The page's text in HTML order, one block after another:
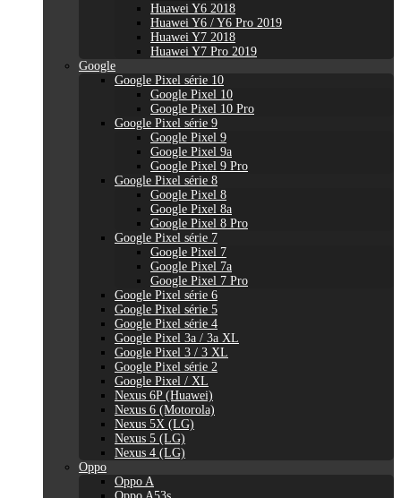
Huawei Y6 2018
Huawei Y6 / Y6 Pro 2019
Huawei Y7 2018
Huawei Y7 Pro 2019
Google
Google Pixel série 10
Google Pixel 10
Google Pixel 10 Pro
Google Pixel série 9
Google Pixel 9
Google Pixel 9a
Google Pixel 9 Pro
Google Pixel série 8
Google Pixel 8
Google Pixel 8a
Google Pixel 8 Pro
Google Pixel série 7
Google Pixel 7
Google Pixel 7a
Google Pixel 7 Pro
Google Pixel série 6
Google Pixel série 5
Google Pixel série 4
Google Pixel 3a / 3a XL
Google Pixel 3 / 3 XL
Google Pixel série 2
Google Pixel / XL
Nexus 6P (Huawei)
Nexus 6 (Motorola)
Nexus 5X (LG)
Nexus 5 (LG)
Nexus 4 (LG)
Oppo
Oppo A